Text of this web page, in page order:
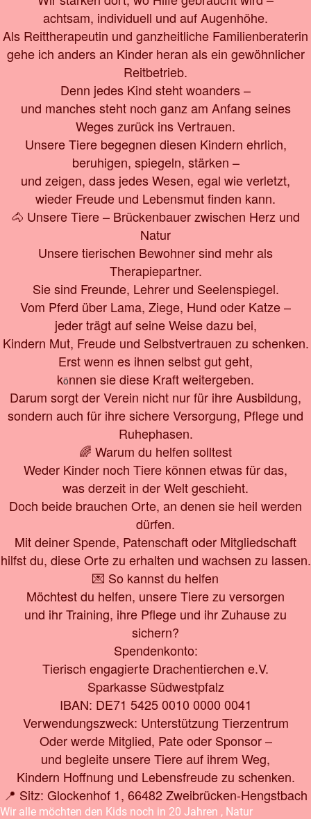
achtsam, individuell und auf Augenhöhe.
Als Reittherapeutin und ganzheitliche Familienberaterin
gehe ich anders an Kinder heran als ein gewöhnlicher
Reitbetrieb.
Denn jedes Kind steht woanders –
und manches steht noch ganz am Anfang seines
Weges zurück ins Vertrauen.
Unsere Tiere begegnen diesen Kindern ehrlich,
beruhigen, spiegeln, stärken –
und zeigen, dass jedes Wesen, egal wie verletzt,
wieder Freude und Lebensmut finden kann.
🐴 Unsere Tiere – Brückenbauer zwischen Herz und
Natur
Unsere tierischen Bewohner sind mehr als
Therapiepartner.
Sie sind Freunde, Lehrer und Seelenspiegel.
Vom Pferd über Lama, Ziege, Hund oder Katze –
jeder trägt auf seine Weise dazu bei,
Kindern Mut, Freude und Selbstvertrauen zu schenken.
Erst wenn es ihnen selbst gut geht,
können sie diese Kraft weitergeben.
Darum sorgt der Verein nicht nur für ihre Ausbildung,
sondern auch für ihre sichere Versorgung, Pflege und
Ruhephasen.
🌈 Warum du helfen solltest
Weder Kinder noch Tiere können etwas für das,
was derzeit in der Welt geschieht.
Doch beide brauchen Orte, an denen sie heil werden
dürfen.
Mit deiner Spende, Patenschaft oder Mitgliedschaft
hilfst du, diese Orte zu erhalten und wachsen zu lassen.
💌 So kannst du helfen
Möchtest du helfen, unsere Tiere zu versorgen
und ihr Training, ihre Pflege und ihr Zuhause zu
sichern?
Spendenkonto:
Tierisch engagierte Drachentierchen e.V.
Sparkasse Südwestpfalz
IBAN: DE71 5425 0010 0000 0041
Verwendungszweck: Unterstützung Tierzentrum
Oder werde Mitglied, Pate oder Sponsor –
und begleite unsere Tiere auf ihrem Weg,
Kindern Hoffnung und Lebensfreude zu schenken.
📍 Sitz: Glockenhof 1, 66482 Zweibrücken-Hengstbach
Wir alle möchten den Kids noch in 20 Jahren , Natur